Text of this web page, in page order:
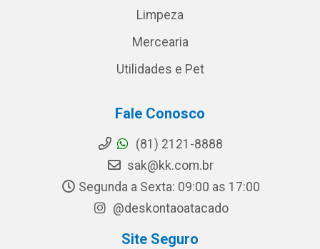
Limpeza
Mercearia
Utilidades e Pet
Fale Conosco
(81) 2121-8888
sak@kk.com.br
Segunda a Sexta: 09:00 as 17:00
@deskontaoatacado
Site Seguro